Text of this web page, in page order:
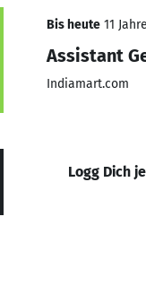
Bis heute 11
Assistant
Indiamart.com
Logg Dich